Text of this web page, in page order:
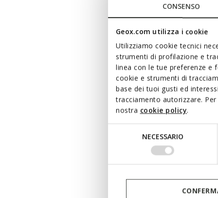
CONSENSO
Geox.com utilizza i cookie
Utilizziamo cookie tecnici
strumenti di profilazione e
linea con le tue preferenze e
cookie e strumenti di
base dei tuoi gusti ed
tracciamento autorizzare.
nostra cookie policy.
NECESSARIO
Bottines
NEW IN